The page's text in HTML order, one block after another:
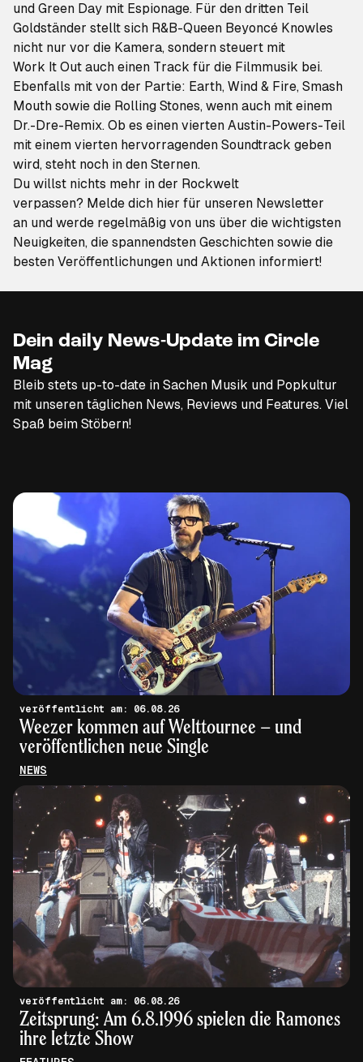
und Green Day mit Espionage. Für den dritten Teil
Goldständer stellt sich R&B-Queen Beyoncé Knowles
nicht nur vor die Kamera, sondern steuert mit
Work It Out auch einen Track für die Filmmusik bei.
Ebenfalls mit von der Partie: Earth, Wind & Fire, Smash
Mouth sowie die Rolling Stones, wenn auch mit einem
Dr.-Dre-Remix. Ob es einen vierten Austin-Powers-Teil
mit einem vierten hervorragenden Soundtrack geben
wird, steht noch in den Sternen.
Du willst nichts mehr in der Rockwelt
verpassen? Melde dich hier für unseren Newsletter
an und werde regelmäßig von uns über die wichtigsten
Neuigkeiten, die spannendsten Geschichten sowie die
besten Veröffentlichungen und Aktionen informiert!
Dein daily News-Update im Circle
Mag
Bleib stets up-to-date in Sachen Musik und Popkultur
mit unseren täglichen News, Reviews und Features. Viel
Spaß beim Stöbern!
veröffentlicht am: 06.08.26
Weezer kommen auf Welttournee – und
veröffentlichen neue Single
NEWS
veröffentlicht am: 06.08.26
Zeitsprung: Am 6.8.1996 spielen die Ramones
ihre letzte Show